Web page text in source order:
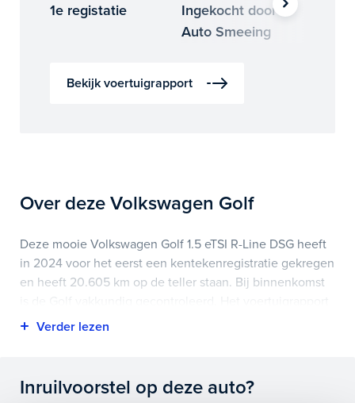
1e registatie
Ingekocht door
Auto Smeeing
Bekijk voertuigrapport
Over deze Volkswagen Golf
Deze mooie Volkswagen Golf 1.5 eTSI R-Line DSG heeft
in 2024 voor het eerst een kentekenregistratie gekregen
en heeft 20.605 km op de teller staan. Bij binnenkomst
is op deze pagina bij onderhoud en historie te
Highlights van deze Volkswagen zijn onder andere airco
(automatisch), apple carplay/android auto, lichtmetalen
Inruilvoorstel op deze auto?